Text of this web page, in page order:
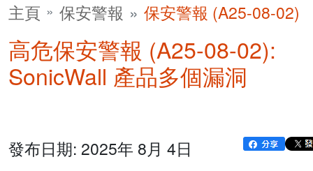
主頁 保安警報 保安警報 (A25-08-02)
高危保安警報 (A25-08-02):
SonicWall 產品多個漏洞
發布日期: 2025年 8月 4日